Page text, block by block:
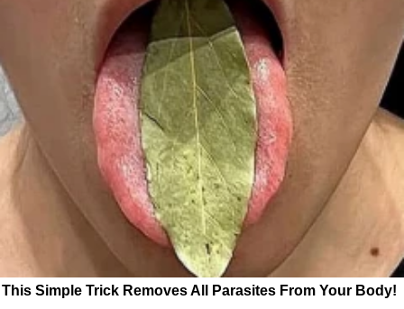
This Simple Trick Removes All Parasites From Your Body!